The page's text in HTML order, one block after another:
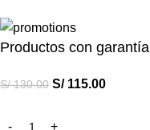
Productos con garantía
S/130.00 S/115.00